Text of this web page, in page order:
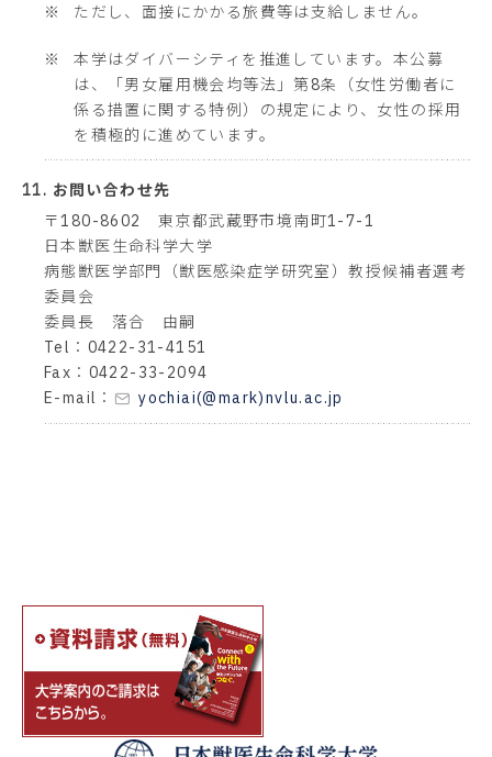
※ ただし、面接にかかる旅費等は支給しません。
※
本学はダイバーシティを推進しています。本公募
は、「男女雇用機会均等法」第8条（女性労働者に
係る措置に関する特例）の規定により、女性の採用
を積極的に進めています。
11. お問い合わせ先
〒180-8602 東京都武蔵野市境南町1-7-1
日本獣医生命科学大学
病態獣医学部門（獣医感染症学研究室）教授候補者選考
委員会
委員長 落合 由嗣
Tel：0422-31-4151
Fax：0422-33-2094
E-mail：
yochiai(@mark)nvlu.ac.jp